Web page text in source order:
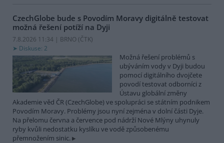
CzechGlobe bude s Povodím Moravy digitálně testovat
možná řešení potíží na Dyji
7.8.2026 11:34 | BRNO (ČTK)
Diskuse: 2
Možná řešení problémů s
ubýváním vody v Dyji budou
pomocí digitálního dvojčete
povodí testovat odborníci z
Ústavu globální změny
Akademie věd ČR (CzechGlobe) ve spolupráci se státním podnikem
Povodím Moravy. Problémy jsou nyní zejména v dolní části Dyje.
Na přelomu června a července pod nádrží Nové Mlýny uhynuly
ryby kvůli nedostatku kyslíku ve vodě způsobenému
přemnožením sinic.